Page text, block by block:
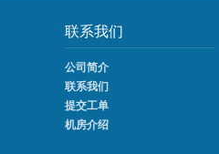
联系我们
公司简介
联系我们
提交工单
机房介绍